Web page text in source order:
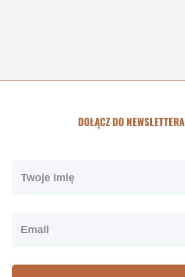
DOŁĄCZ DO NEWSLETTERA